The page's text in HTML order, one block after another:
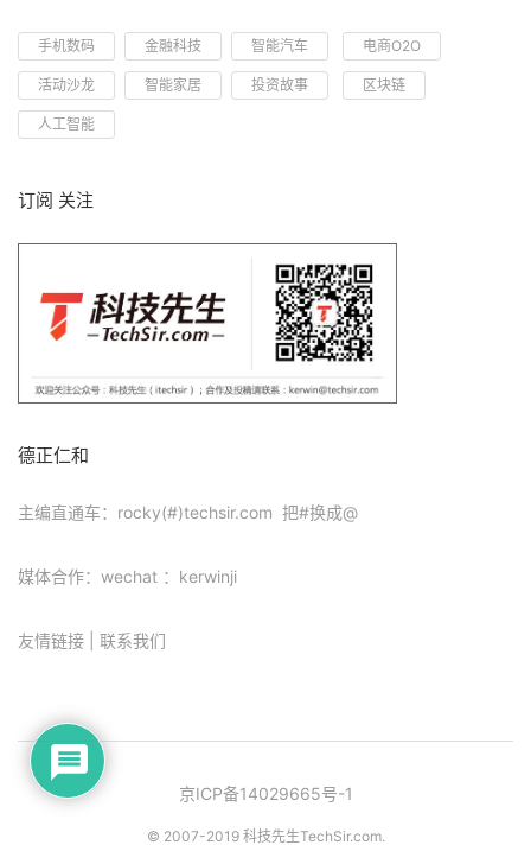
手机数码 金融科技 智能汽车 电商O2O
活动沙龙 智能家居 投资故事 区块链
人工智能
订阅 关注
德正仁和
主编直通车：rocky(#)techsir.com 把#换成@
媒体合作：wechat ：kerwinji
友情链接 联系我们
京ICP备14029665号-1
© 2007-2019 科技先生TechSir.com.